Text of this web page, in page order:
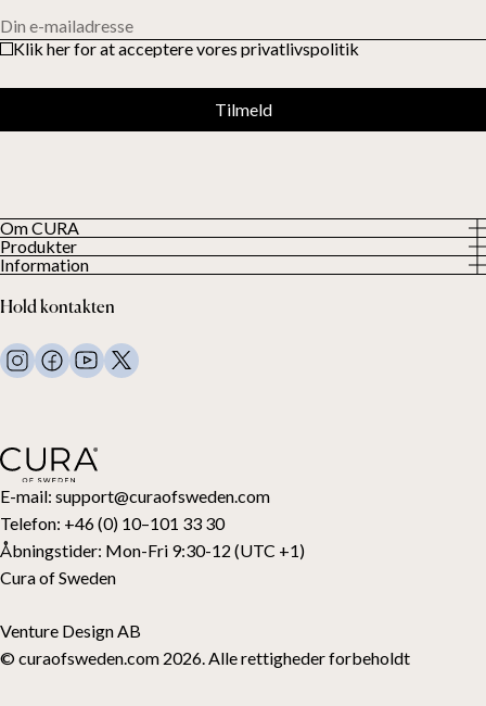
E-mail: support@curaofsweden.com
Telefon: +46 (0) 10–101 33 30
Åbningstider: Mon-Fri 9:30-12 (UTC +1)
Cura of Sweden
Venture Design AB
© curaofsweden.com 2026. Alle rettigheder forbeholdt
Om CURA
Om os
Vores kunder
Produkter
Alle produkter
Tyngdedyner
Sengetøj
Puder og andet
Topmadrasser
Gavekort
Information
Vilkår og betingelser
FAQ
Kontakt os
Hold kontakten
Din e-mailadresse
Klik her for at acceptere vores privatlivspolitik
Tilmeld